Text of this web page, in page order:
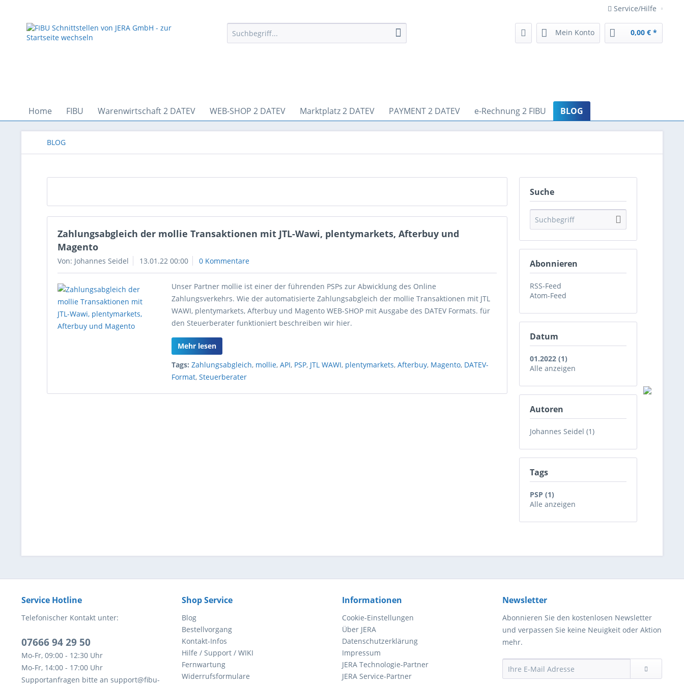
Service/Hilfe
Mein Konto 0,00 € *
Home FIBU Warenwirtschaft 2 DATEV WEB-SHOP 2 DATEV Marktplatz 2 DATEV PAYMENT 2 DATEV e-Rechnung 2 FIBU BLOG
BLOG
Suche
Abonnieren
RSS-Feed
Atom-Feed
Datum
01.2022 (1)
Alle anzeigen
Autoren
Johannes Seidel (1)
Tags
PSP (1)
Alle anzeigen
Zahlungsabgleich der mollie Transaktionen mit JTL-Wawi, plentymarkets, Afterbuy und
Magento
Von: Johannes Seidel 13.01.22 00:00 0 Kommentare
Unser Partner mollie ist einer der führenden PSPs zur Abwicklung des Online
Zahlungsverkehrs. Wie der automatisierte Zahlungsabgleich der mollie Transaktionen mit JTL
WAWI, plentymarkets, Afterbuy und Magento WEB-SHOP mit Ausgabe des DATEV Formats. für
den Steuerberater funktioniert beschreiben wir hier.
Mehr lesen
Tags: Zahlungsabgleich, mollie,API, PSP, JTL WAWI, plentymarkets,Afterbuy, Magento, DATEV-
Format,Steuerberater
Service Hotline
Telefonischer Kontakt unter:
07666 94 29 50
Mo-Fr, 09:00 - 12:30 Uhr
Mo-Fr, 14:00 - 17:00 Uhr
Supportanfragen bitte an support@fibu-
Shop Service
Blog
Bestellvorgang
Kontakt-Infos
Hilfe / Support / WIKI
Fernwartung
Widerrufsformulare
Informationen
Cookie-Einstellungen
Über JERA
Datenschutzerklärung
Impressum
JERA Technologie-Partner
JERA Service-Partner
Newsletter
Abonnieren Sie den kostenlosen Newsletter
und verpassen Sie keine Neuigkeit oder Aktion
mehr.